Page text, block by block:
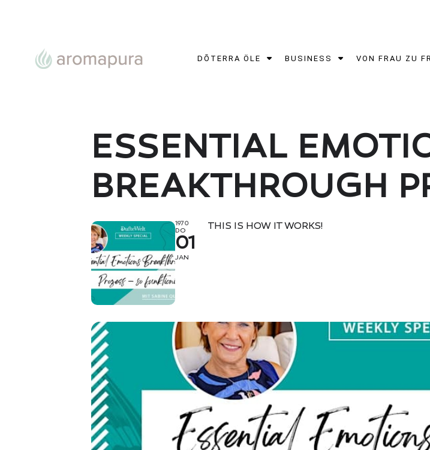
DŌTERRA ÖLE BUSINESS VON FRAU ZU
ESSENTIAL
BREAKTHROUGH
1970
DO
01
JAN
THIS IS HOW IT WORKS!